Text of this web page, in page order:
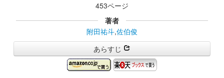
453ページ
著者
附田祐斗,佐伯俊
あらすじ